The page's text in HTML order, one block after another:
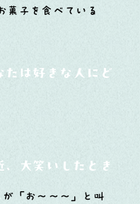
菓子を食べている
たは好きな人にどう
、大笑いしたときはど
「お～～～」と叫